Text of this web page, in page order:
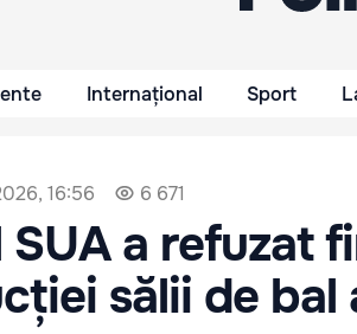
Internațional Sport
16:56 6 671
SUA a refuzat
sălii de bal